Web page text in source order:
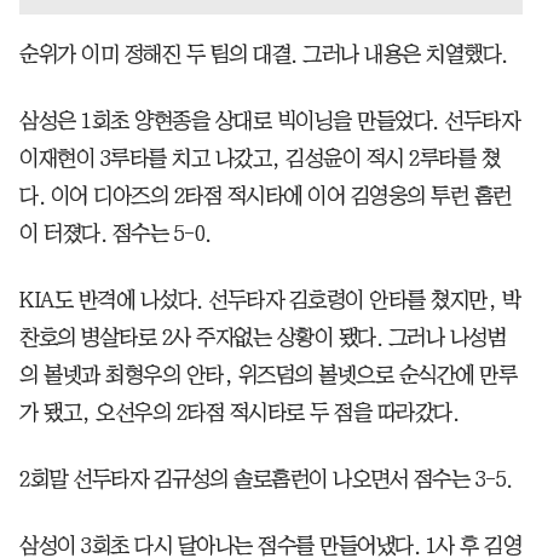
순위가 이미 정해진 두 팀의 대결. 그러나 내용은 치열했다.
삼성은 1회초 양현종을 상대로 빅이닝을 만들었다. 선두타자
이재현이 3루타를 치고 나갔고, 김성윤이 적시 2루타를 쳤
다. 이어 디아즈의 2타점 적시타에 이어 김영웅의 투런 홈런
이 터졌다. 점수는 5-0.
KIA도 반격에 나섰다. 선두타자 김호령이 안타를 쳤지만, 박
찬호의 병살타로 2사 주자없는 상황이 됐다. 그러나 나성범
의 볼넷과 최형우의 안타, 위즈덤의 볼넷으로 순식간에 만루
가 됐고, 오선우의 2타점 적시타로 두 점을 따라갔다.
2회말 선두타자 김규성의 솔로홈런이 나오면서 점수는 3-5.
삼성이 3회초 다시 달아나는 점수를 만들어냈다. 1사 후 김영